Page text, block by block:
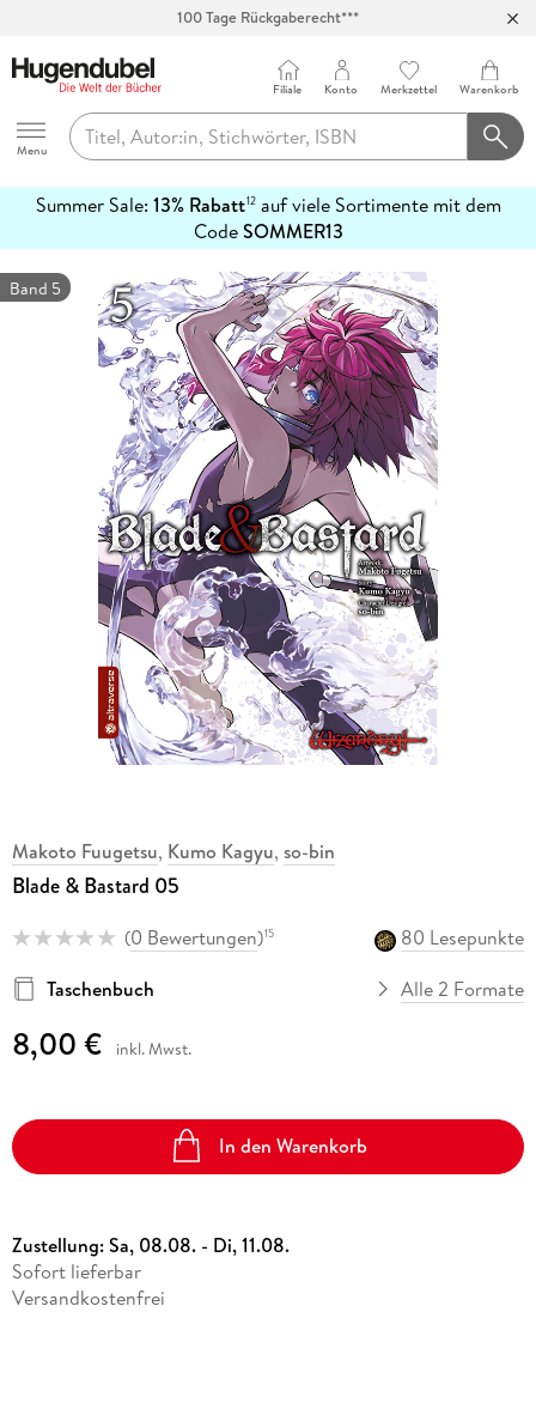
Hugendubel
Menu
Filiale Konto Merkzettel Warenkorb
Summer Sale: 13% Rabatt12auf viele Sortimente mit dem
CodeSOMMER13
erfahren
Band 5
Makoto Fuugetsu, Kumo Kagyu, so-bin
Blade & Bastard 05
(0 Bewertungen)15
80 Lesepunkte
Taschenbuch
Alle 2 Formate
8,00 € inkl. Mwst.
In den Warenkorb
Zustellung:Sa, 08.08. - Di, 11.08.
Sofort lieferbar
Versandkostenfrei